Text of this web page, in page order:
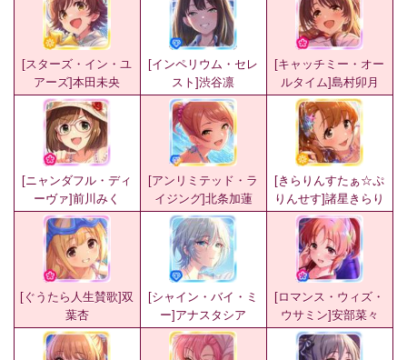
[スターズ・イン・ユ
アーズ]本田未央
[インペリウム・セレ
スト]渋谷凛
[キャッチミー・オー
ルタイム]島村卯月
[ニャンダフル・ディ
ーヴァ]前川みく
[アンリミテッド・ラ
イジング]北条加蓮
[きらりんすたぁ☆ぷ
りんせす]諸星きらり
[ぐうたら人生賛歌]双
葉杏
[シャイン・バイ・ミ
ー]アナスタシア
[ロマンス・ウィズ・
ウサミン]安部菜々